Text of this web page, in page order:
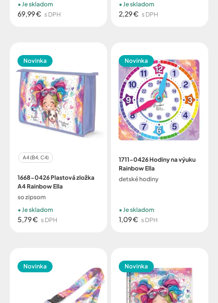
69,99 € s DPH
Je skladom
2,29 € s DPH
Je skladom
Novinka
A4 (B4, C4)
1668-0426 Plastová zložka
A4 Rainbow Ella
so zipsom
5,79 € s DPH
Je skladom
Novinka
1711-0426 Hodiny na výuku
Rainbow Ella
detské hodiny
1,09 € s DPH
Je skladom
Novinka Novinka